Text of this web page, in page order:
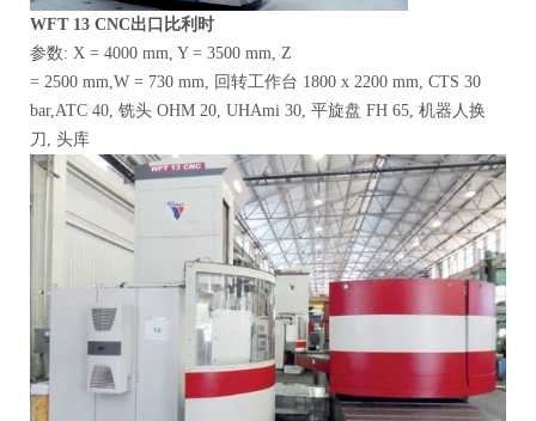
WFT 13 CNC出口比利时
参数: X = 4000 mm, Y = 3500 mm, Z
= 2500 mm,W = 730 mm, 回转工作台 1800 x 2200 mm, CTS 30
bar,ATC 40, 铣头 OHM 20, UHAmi 30, 平旋盘 FH 65, 机器人换
刀, 头库